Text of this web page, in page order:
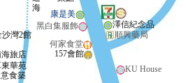
澤信紀念品
順興藥局
康是美
海
沙灣2館
旅店 157會館
何家食堂
KU House
黑白集服飾
華苑
食築